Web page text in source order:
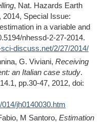
, Nat. Hazards Earth
Special Issue:
in a variable and
nhessd-2-27-2014.
discuss.net/2/27/2014/
G. Viviani, Receiving
an Italian case study.
pp.30-47, 2012, doi:
jh0140030.htm
M Santoro, Estimation